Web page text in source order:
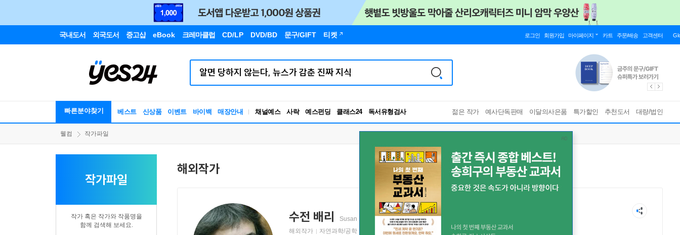
국내도서 외국도서 중고샵 eBook 크레마클럽 CD/LP DVD/BD 문구/GIFT 티켓 로그인 회원가입 마이페이지 카트 주문/배송 고객센터
빠른분야찾기 베스트 신상품 이벤트 바이백 매장안내 채널예스 사락 예스펀딩 클래스24
RBTI Lab
독서유형검사
젊은 작가 예사단독판매 이달의사은품 특가할인 추천도서 대량/법인
웰컴 작가파일
작가파일
작가 혹은 작가와 작품명을
함께 검색해 보세요.
해외작가
수전 배리
Susan Barry
해외작가
자연과학/공학 저자